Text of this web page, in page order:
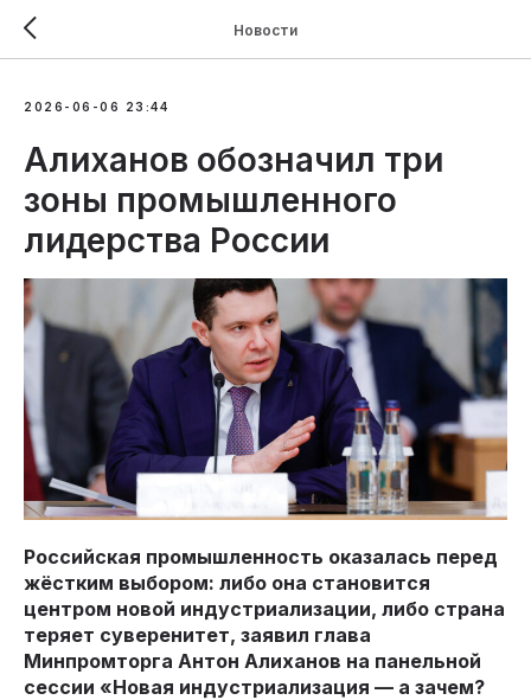
Новости
2026-06-06 23:44
Алиханов обозначил три
зоны промышленного
лидерства России
Российская промышленность оказалась перед
жёстким выбором: либо она становится
центром новой индустриализации, либо страна
теряет суверенитет, заявил глава
Минпромторга Антон Алиханов на панельной
сессии «Новая индустриализация — а зачем?